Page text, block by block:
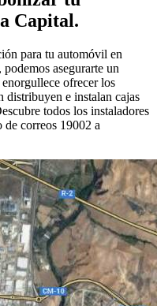
Capital.
para tu automóvil en
, podemos asegurarte un
ofrecer los
distribuyen e instalan cajas
todos los instaladores
de correos 19002 a